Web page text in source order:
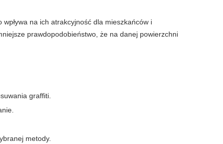
wpływa na ich atrakcyjność dla mieszkańców i
prawdopodobieństwo, że na danej powierzchni
graffiti.
metody.